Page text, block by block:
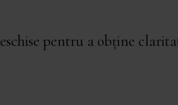
pentru a obține